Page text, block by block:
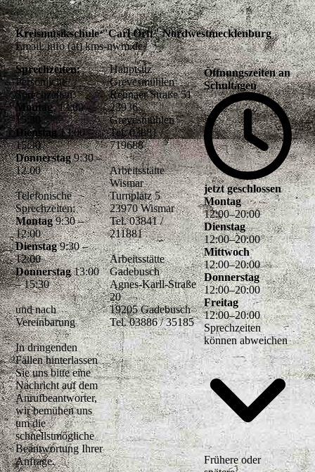
Kreismusikschule "Carl Orff" Nordwestmecklenburg
Email: info (at) kms-nwm.de
Sprechzeiten:
Persönliche
Sprechzeiten:
Montag13:00 -
15:30
Dienstag13:00 –
15:30
Donnerstag9:30 –
12.00
Telefonische
Sprechzeiten:
Montag9:30 –
12:00
Dienstag9:30 –
12:00
Donnerstag13:00
– 15:30
und nach
Vereinbarung
In dringenden
Fällen hinterlassen
Sie uns bitte eine
Nachricht auf dem
Anrufbeantworter,
wir bemühen uns
um die
schnellstmögliche
Beantwortung Ihrer
Anfrage.
Hauptsitz
Grevesmühlen
Rehnaer Straße 51
23936
Grevesmühlen
Tel. 03881 /
719688
Arbeitsstätte
Wismar
Turnplatz 5
23970 Wismar
Tel. 03841 /
211881
Arbeitsstätte
Gadebusch
Agnes-Karll-Straße
20
19205 Gadebusch
Tel. 03886 / 35185
Öffnungszeiten an
Schultagen
jetzt geschlossen
Montag
12:00–20:00
Dienstag
12:00–20:00
Mittwoch
12:00–20:00
Donnerstag
12:00–20:00
Freitag
12:00–20:00
Sprechzeiten
können abweichen
Frühere oder